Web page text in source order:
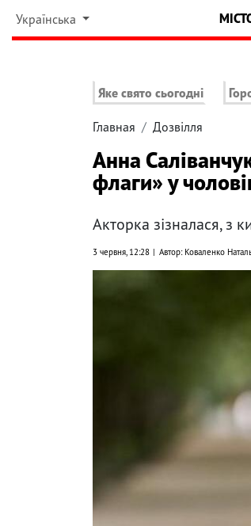
Українська
Яке свято сьогодні
Главная Дозвілля
Анна
флаги» у
Акторка зізналася, з
3 червня, 12:28 Автор: Коваленко